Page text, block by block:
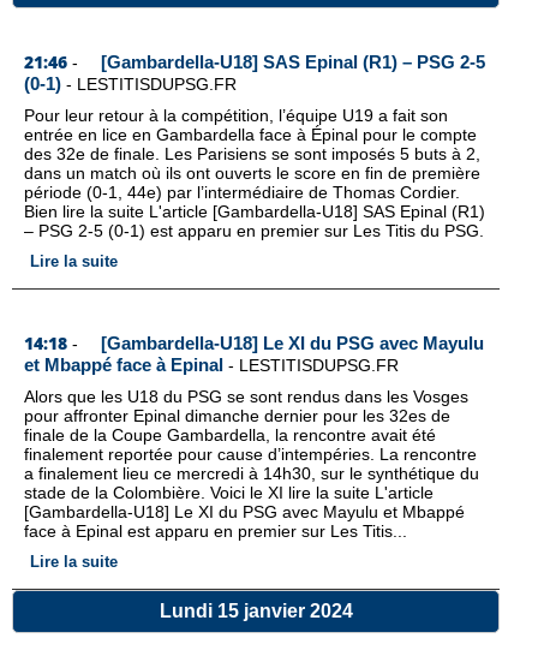
21:46 -
[Gambardella-U18] SAS Epinal (R1) – PSG 2-5
(0-1) - LESTITISDUPSG.FR
Pour leur retour à la compétition, l’équipe U19 a fait son
entrée en lice en Gambardella face à Épinal pour le compte
des 32e de finale. Les Parisiens se sont imposés 5 buts à 2,
dans un match où ils ont ouverts le score en fin de première
période (0-1, 44e) par l’intermédiaire de Thomas Cordier.
Bien lire la suite L'article [Gambardella-U18] SAS Epinal (R1)
– PSG 2-5 (0-1) est apparu en premier sur Les Titis du PSG.
Lire la suite
14:18 -
[Gambardella-U18] Le XI du PSG avec Mayulu
et Mbappé face à Epinal - LESTITISDUPSG.FR
Alors que les U18 du PSG se sont rendus dans les Vosges
pour affronter Epinal dimanche dernier pour les 32es de
finale de la Coupe Gambardella, la rencontre avait été
finalement reportée pour cause d’intempéries. La rencontre
a finalement lieu ce mercredi à 14h30, sur le synthétique du
stade de la Colombière. Voici le XI lire la suite L'article
[Gambardella-U18] Le XI du PSG avec Mayulu et Mbappé
face à Epinal est apparu en premier sur Les Titis...
Lire la suite
Lundi 15 janvier 2024